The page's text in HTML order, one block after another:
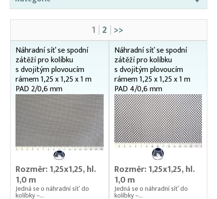
Kádě, kbelíky, vany
Kesery a saky na ryby
Kolíbky – klecové plovoucí odchovny
Kolíbky – krycí sítě na kolíbky
Kolíbky/haltýře – dvojitý plovoucí rám
100 x 100 cm
125 x 125 cm
150 x 150 cm
180 x 180 cm
240 x 240 cm
250 cm – osmibok
1 2 >>
Náhradní síť se spodní
zátěží pro kolíbku
s dvojitým plovoucím
rámem 1,25 x 1,25 x 1 m
PAD 2/0,6 mm
Rozměr: 1,25x1,25, hl.
1,0 m
Jedná se o náhradní síť do
kolíbky –...
Náhradní síť se spodní
zátěží pro kolíbku
s dvojitým plovoucím
rámem 1,25 x 1,25 x 1 m
PAD 4/0,6 mm
Rozměr: 1,25x1,25, hl.
1,0 m
Jedná se o náhradní síť do
kolíbky –...